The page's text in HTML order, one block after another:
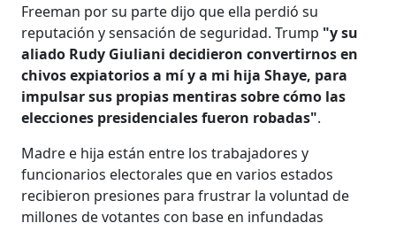
Freeman por su parte dijo que ella perdió su
reputación y sensación de seguridad. Trump "y su
aliado Rudy Giuliani decidieron convertirnos en
chivos expiatorios a mí y a mi hija Shaye, para
impulsar sus propias mentiras sobre cómo las
elecciones presidenciales fueron robadas".
Madre e hija están entre los trabajadores y
funcionarios electorales que en varios estados
recibieron presiones para frustrar la voluntad de
millones de votantes con base en infundadas